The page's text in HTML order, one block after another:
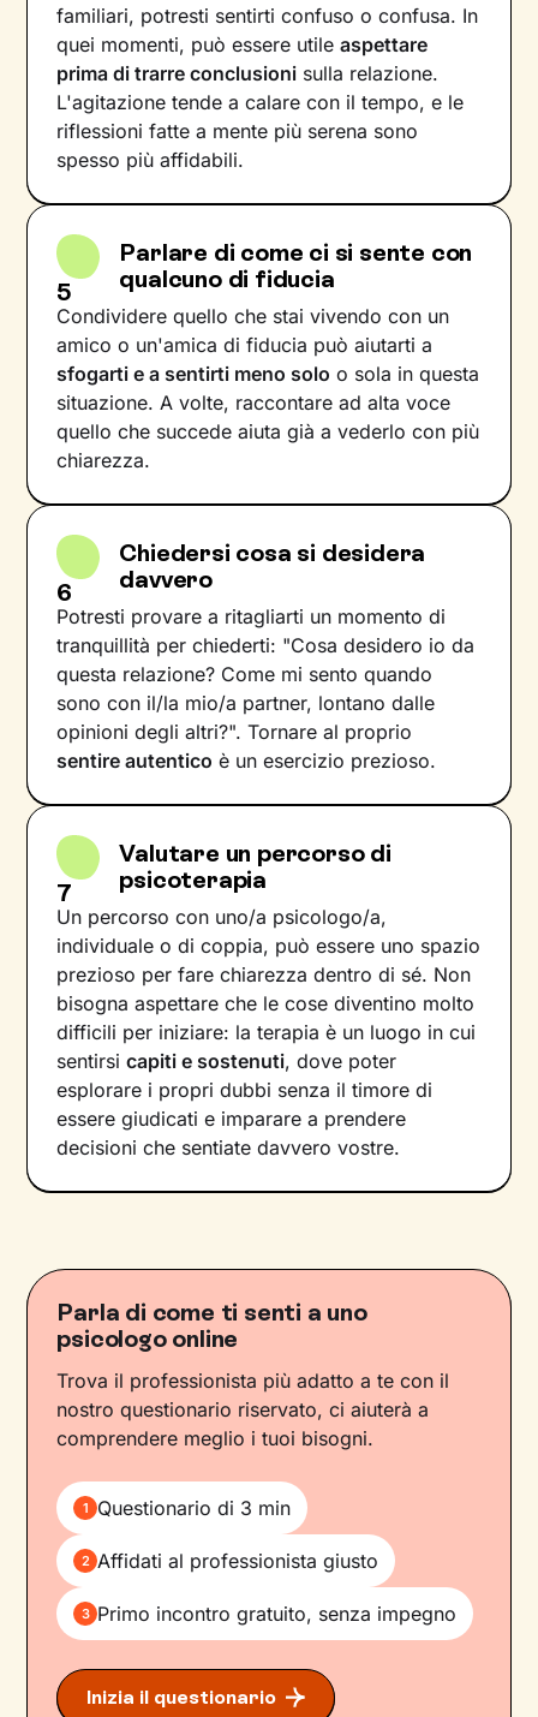
familiari, potresti sentirti confuso o confusa. In
quei momenti, può essere utileaspettare
prima di trarre conclusioni sulla relazione.
L'agitazione tende a calare con il tempo, e le
riflessioni fatte a mente più serena sono
spesso più affidabili.
5
Parlare di come ci si sente con
qualcuno di fiducia
Condividere quello che stai vivendo con un
amico o un'amica di fiducia può aiutarti a
sfogarti e a sentirti meno solo o sola in questa
situazione. A volte, raccontare ad alta voce
quello che succede aiuta già a vederlo con più
chiarezza.
6
Chiedersi cosa si desidera
davvero
Potresti provare a ritagliarti un momento di
tranquillità per chiederti: "Cosa desidero io da
questa relazione? Come mi sento quando
sono con il/la mio/a partner, lontano dalle
opinioni degli altri?". Tornare al proprio
sentire autentico è un esercizio prezioso.
7
Valutare un percorso di
psicoterapia
Un percorso con uno/a psicologo/a,
individuale o di coppia, può essere uno spazio
prezioso per fare chiarezza dentro di sé. Non
bisogna aspettare che le cose diventino molto
difficili per iniziare: la terapia è un luogo in cui
sentirsicapiti e sostenuti, dove poter
esplorare i propri dubbi senza il timore di
essere giudicati e imparare a prendere
decisioni che sentiate davvero vostre.
Parla di come ti senti a uno
psicologo online
Trova il professionista più adatto a te con il
nostro questionario riservato, ci aiuterà a
comprendere meglio i tuoi bisogni.
1 Questionario di 3 min
2 Affidati al professionista giusto
3 Primo incontro gratuito, senza impegno
Inizia il questionario